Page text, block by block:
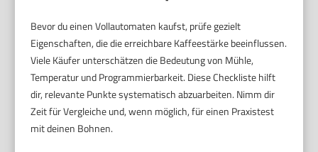
Bevor du einen Vollautomaten kaufst, prüfe gezielt
Eigenschaften, die die erreichbare Kaffeestärke beeinflussen.
Viele Käufer unterschätzen die Bedeutung von Mühle,
Temperatur und Programmierbarkeit. Diese Checkliste hilft
dir, relevante Punkte systematisch abzuarbeiten. Nimm dir
Zeit für Vergleiche und, wenn möglich, für einen Praxistest
mit deinen Bohnen.